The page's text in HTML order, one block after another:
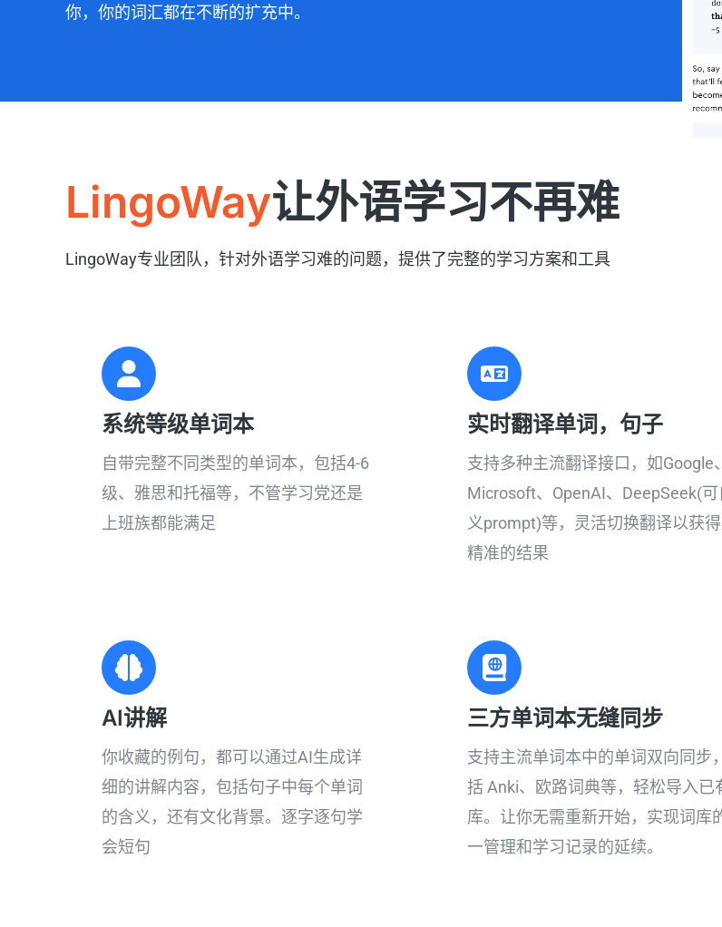
你，你的词汇都在不断的扩充中。
LingoWay让外语学习不再难
LingoWay专业团队，针对外语学习难的问题，提供了完整的学习方案和工具
系统等级单词本​
自带完整不同类型的单词本，包括4-6
级、雅思和托福等，不管学习党还是
上班族都能满足
实时翻译单词，句子​
支持多种主流翻译接口，如Google、
Microsoft、OpenAI、DeepSeek(可
义prompt)等，灵活切换翻译以获
精准的结果
AI讲解
你收藏的例句，都可以通过AI生成详
细的讲解内容，包括句子中每个单词
的含义，还有文化背景。逐字逐句学
会短句
三方单词本无缝同步
支持主流单词本中的单词双向同步
括 Anki、欧路词典等，轻松导入已
库。让你无需重新开始，实现词库
一管理和学习记录的延续。